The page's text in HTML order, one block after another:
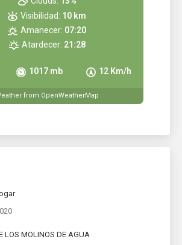
1017 mb 12 Km/h
Visibilidad: 10 km
Amanecer: 07:20
Atardecer: 21:28
from OpenWeatherMap
LOS MOLINOS DE AGUA